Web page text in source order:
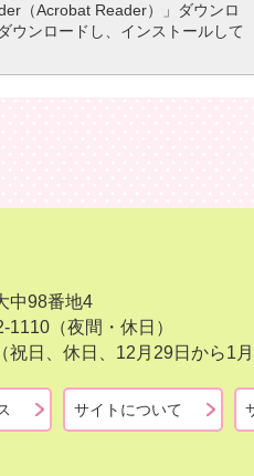
（Acrobat Reader）」ダウンロ
ウンロードし、インストールして
中98番地4
1110（夜間・休日）
日、休日、12月29日から1
サイトについて